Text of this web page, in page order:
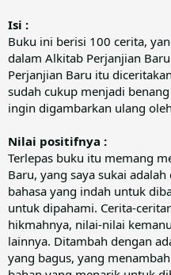
Isi :
Buku ini berisi 100 cerita,
dalam Alkitab Perjanjian
Perjanjian Baru itu
sudah cukup menjadi
ingin digambarkan ulang
Nilai positifnya :
Terlepas buku itu memang
Baru, yang saya sukai
bahasa yang indah untuk
untuk dipahami. Cerita-
hikmahnya, nilai-nilai
lainnya. Ditambah dengan
yang bagus, yang